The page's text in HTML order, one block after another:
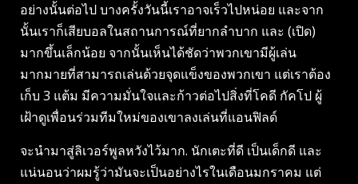
อย่างนั้นต่อไป บางครั้งวันนี้เราอาจเร็วไปหน่อย และจาก
นั้นเราก็เสียบอลในสถานการณ์ที่ยากลำบาก และ (เปิด)
มากขึ้นเล็กน้อย จากนั้นเห็นได้ชัดว่าพวกเขามีผู้เล่น
มากมายที่สามารถเล่นด้วยจุดแข็งของพวกเขา แต่เราต้อง
เก็บ 3 แต้ม มีความมั่นใจและก้าวต่อไปสิ่งที่โคดี กัคโป ผู้
เฝ้าดูเพื่อนร่วมทีมใหม่ของเขาลงเล่นที่แอนฟิลด์
จะนำมาสู่ลิเวอร์พูลหวังไว้มาก. นักเตะที่ดี เป็นเด็กดี และ
แน่นอนว่าผมรู้ว่ามันจะเป็นอย่างไรในเดือนมกราคม แต่